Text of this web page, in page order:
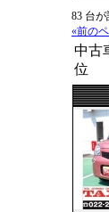
83 台
«前の
中古
位